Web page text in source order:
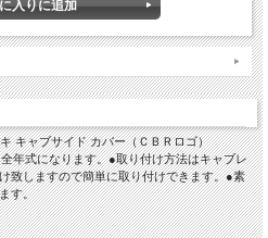
キャブサイド カバー（ＣＢＲロゴ）
年式になります。●取り付け方法はキャブレ
致しますので簡単に取り付けできます。●素
す。